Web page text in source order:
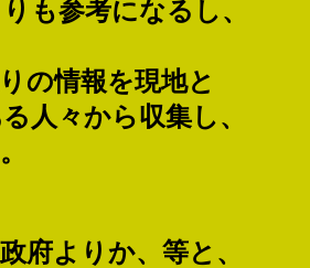
も参考になるし、
の情報を現地と
人々から収集し、
府よりか、等と、